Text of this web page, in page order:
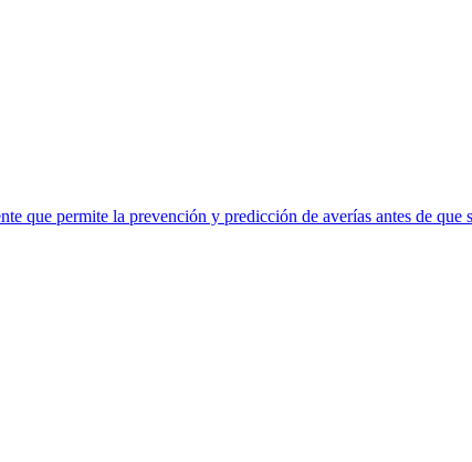
que permite la prevención y predicción de averías antes de que